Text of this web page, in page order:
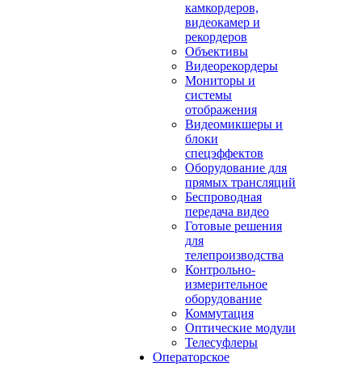
камкордеров,
видеокамер и
рекордеров
Объективы
Видеорекордеры
Мониторы и
системы
отображения
Видеомикшеры и
блоки
спецэффектов
Оборудование для
прямых трансляций
Беспроводная
передача видео
Готовые решения
для
телепроизводства
Контрольно-
измерительное
оборудование
Коммутация
Оптические модули
Телесуфлеры
Операторское